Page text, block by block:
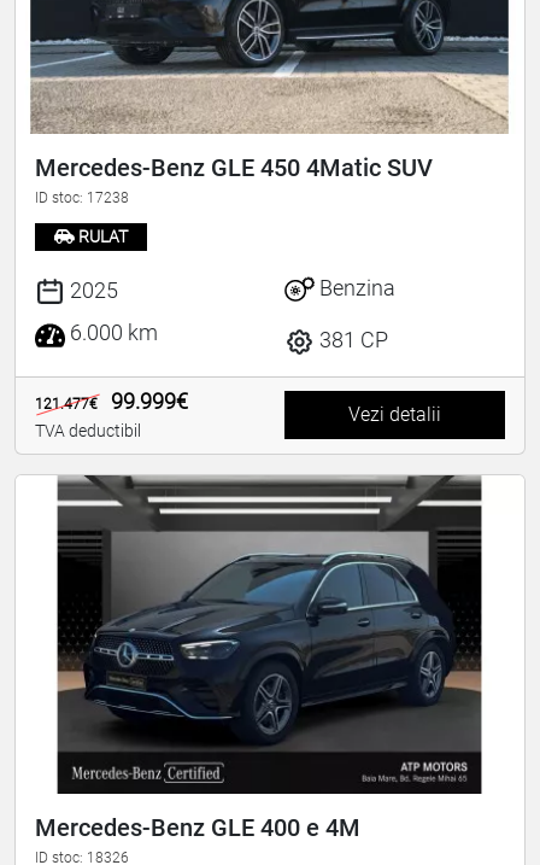
Mercedes-Benz GLE 450 4Matic SUV
ID stoc: 17238
RULAT
2025
6.000 km
Benzina
381 CP
121.477€ 99.999€
TVA deductibil
Vezi detalii
Mercedes-Benz GLE 400 e 4M
ID stoc: 18326